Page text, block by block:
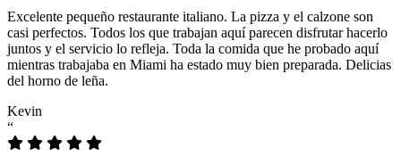
Excelente pequeño restaurante italiano. La pizza y el calzone son
casi perfectos. Todos los que trabajan aquí parecen disfrutar hacerlo
juntos y el servicio lo refleja. Toda la comida que he probado aquí
mientras trabajaba en Miami ha estado muy bien preparada. Delicias
del horno de leña.
Kevin
“